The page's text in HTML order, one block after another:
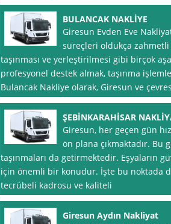
BULANCAK NAKLİYE
Giresun Evden Eve
süreçleri oldukça zahmetli
taşınması ve yerleştirilmesi gibi birçok
profesyonel destek almak, taşınma
Bulancak Nakliye olarak, Giresun ve
ŞEBİNKARAHİSAR
Giresun, her geçen gün
ön plana çıkmaktadır. Bu
taşınmaları da getirmektedir. Eşyaların
için önemli bir konudur. İşte bu noktada
tecrübeli kadrosu ve kaliteli
Giresun Aydın Nakliyat